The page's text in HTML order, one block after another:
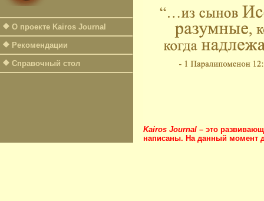
О проекте Kairos Journal
Рекомендации
Справочный стол
Kairos Journal – это
написаны. На данный момент